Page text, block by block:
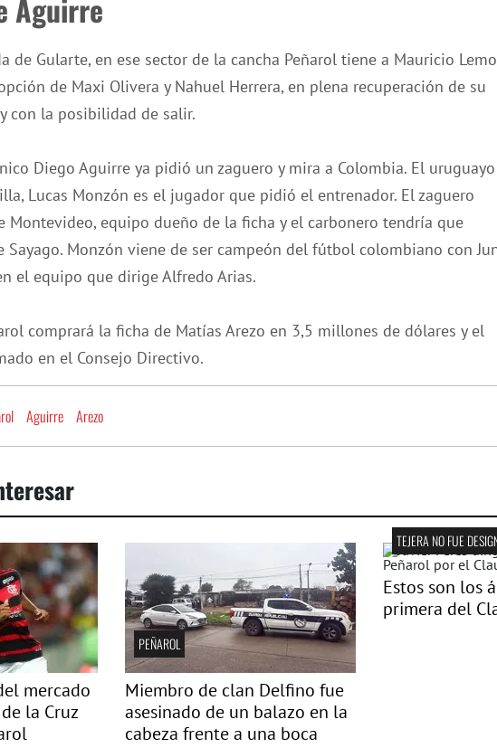
Aguirre
de Gularte, en ese sector de la cancha Peñarol tiene a Mauricio
de Maxi Olivera y Nahuel Herrera, en plena recuperación de su
con la posibilidad de salir.
Diego Aguirre ya pidió un zaguero y mira a Colombia. El
Lucas Monzón es el jugador que pidió el entrenador. El zaguero
Montevideo, equipo dueño de la ficha y el carbonero tendría que
Sayago. Monzón viene de ser campeón del fútbol colombiano con
el equipo que dirige Alfredo Arias.
comprará la ficha de Matías Arezo en 3,5 millones de dólares y el
en el Consejo Directivo.
Aguirre Arezo
mercado
la Cruz
PEÑAROL
Miembro de clan Delfino fue
asesinado de un balazo en la
cabeza frente a una boca
TEJERA NO FUE
Estos son los
primera del